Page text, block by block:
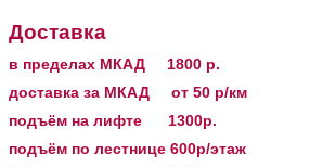
Доставка
в пределах МКАД 1800 р.
доставка за МКАД от 50 р/км
подъём на лифте 1300р.
подъём по лестнице 600р/этаж